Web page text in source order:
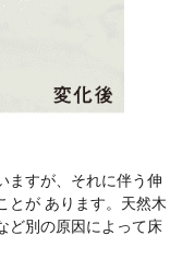
ますが、それに伴う伸
とが あります。天然木
ど別の原因によって床